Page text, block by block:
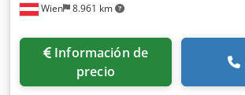
Wien 8.961 km
Información de
precio